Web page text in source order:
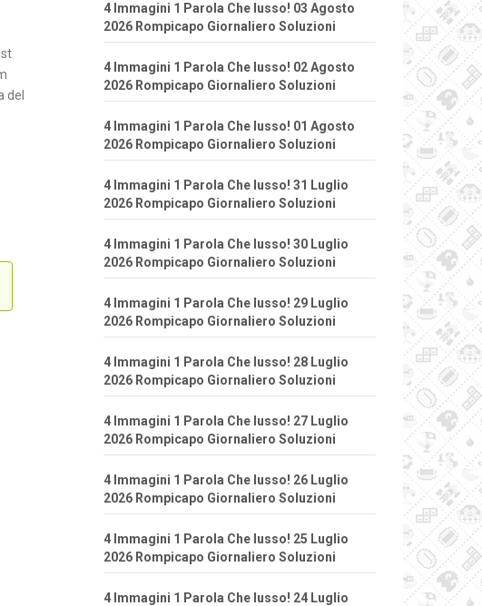
del
4 Immagini 1 Parola Che lusso! 03 Agosto
2026 Rompicapo Giornaliero Soluzioni
4 Immagini 1 Parola Che lusso! 02 Agosto
2026 Rompicapo Giornaliero Soluzioni
4 Immagini 1 Parola Che lusso! 01 Agosto
2026 Rompicapo Giornaliero Soluzioni
4 Immagini 1 Parola Che lusso! 31 Luglio
2026 Rompicapo Giornaliero Soluzioni
4 Immagini 1 Parola Che lusso! 30 Luglio
2026 Rompicapo Giornaliero Soluzioni
4 Immagini 1 Parola Che lusso! 29 Luglio
2026 Rompicapo Giornaliero Soluzioni
4 Immagini 1 Parola Che lusso! 28 Luglio
2026 Rompicapo Giornaliero Soluzioni
4 Immagini 1 Parola Che lusso! 27 Luglio
2026 Rompicapo Giornaliero Soluzioni
4 Immagini 1 Parola Che lusso! 26 Luglio
2026 Rompicapo Giornaliero Soluzioni
4 Immagini 1 Parola Che lusso! 25 Luglio
2026 Rompicapo Giornaliero Soluzioni
4 Immagini 1 Parola Che lusso! 24 Luglio